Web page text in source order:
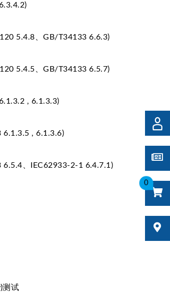
0
5.4.8、GB/T34133 6.6.3)
5.4.5、GB/T34133 6.5.7)
, 6.1.3.3)
6.1.3.5 , 6.1.3.6)
、IEC62933-2-1 6.4.7.1)
测试